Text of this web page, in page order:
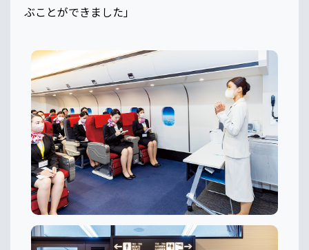
ぶことができました」